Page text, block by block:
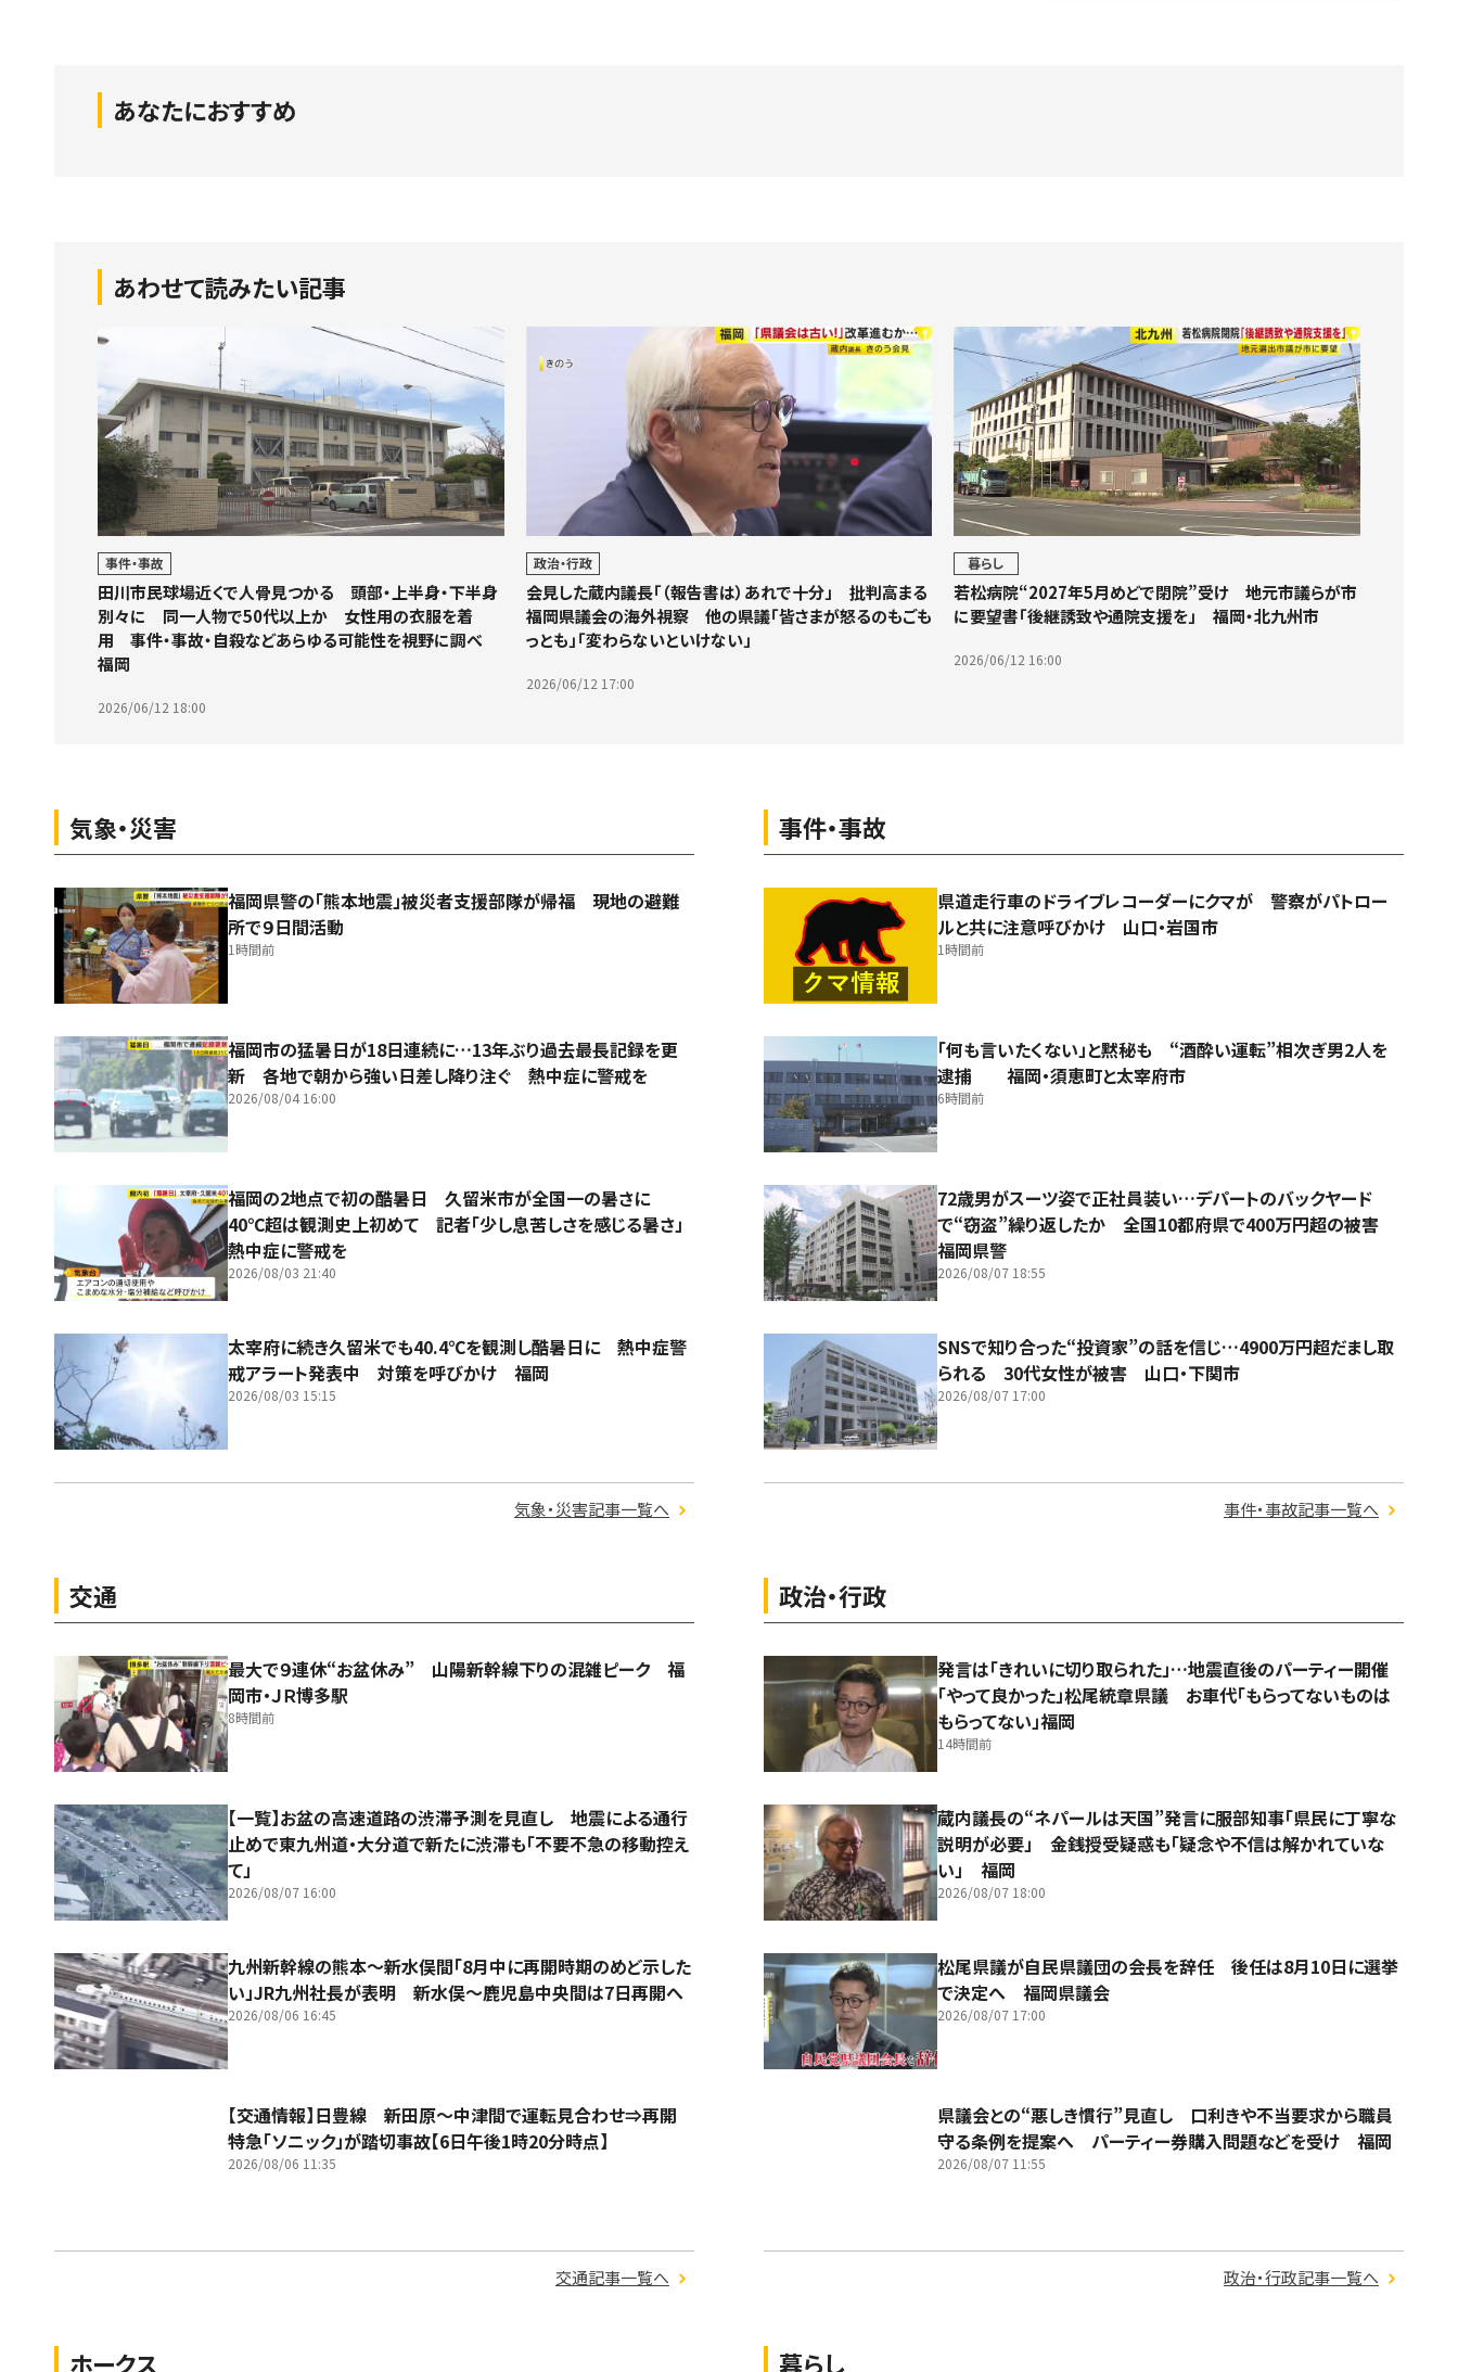
あなたにおすすめ
あわせて読みたい記事
事件・事故
田川市民球場近くで人骨見つかる 頭部・上半身・下半身
別々に 同一人物で50代以上か 女性用の衣服を着
用 事件・事故・自殺などあらゆる可能性を視野に調べ
福岡
2026/06/12 18:00
政治・行政
会見した蔵内議長「（報告書は）あれで十分」 批判高まる
福岡県議会の海外視察 他の県議「皆さまが怒るのもごも
っとも」「変わらないといけない」
2026/06/12 17:00
暮らし
若松病院“2027年5月めどで閉院”受け 地元市議らが市
に要望書「後継誘致や通院支援を」 福岡・北九州市
2026/06/12 16:00
気象・災害
福岡県警の「熊本地震」被災者支援部隊が帰福 現地の避難
所で９日間活動
1時間前
福岡市の猛暑日が18日連続に…13年ぶり過去最長記録を更
新 各地で朝から強い日差し降り注ぐ 熱中症に警戒を
2026/08/04 16:00
福岡の2地点で初の酷暑日 久留米市が全国一の暑さに
40℃超は観測史上初めて 記者「少し息苦しさを感じる暑さ」
熱中症に警戒を
2026/08/03 21:40
太宰府に続き久留米でも40.4℃を観測し酷暑日に 熱中症警
戒アラート発表中 対策を呼びかけ 福岡
2026/08/03 15:15
気象・災害記事一覧へ
事件・事故
県道走行車のドライブレコーダーにクマが 警察がパトロー
ルと共に注意呼びかけ 山口・岩国市
1時間前
「何も言いたくない」と黙秘も “酒酔い運転”相次ぎ男2人を
逮捕 福岡・須恵町と太宰府市
6時間前
72歳男がスーツ姿で正社員装い…デパートのバックヤード
で“窃盗”繰り返したか 全国10都府県で400万円超の被害
福岡県警
2026/08/07 18:55
SNSで知り合った“投資家”の話を信じ…4900万円超だまし取
られる 30代女性が被害 山口・下関市
2026/08/07 17:00
事件・事故記事一覧へ
交通
最大で９連休“お盆休み” 山陽新幹線下りの混雑ピーク 福
岡市・ＪＲ博多駅
8時間前
【一覧】お盆の高速道路の渋滞予測を見直し 地震による通行
止めで東九州道・大分道で新たに渋滞も「不要不急の移動控え
て」
2026/08/07 16:00
九州新幹線の熊本～新水俣間「8月中に再開時期のめど示した
い」JR九州社長が表明 新水俣～鹿児島中央間は7日再開へ
2026/08/06 16:45
【交通情報】日豊線 新田原～中津間で運転見合わせ⇒再開
特急「ソニック」が踏切事故【6日午後1時20分時点】
2026/08/06 11:35
交通記事一覧へ
政治・行政
発言は「きれいに切り取られた」…地震直後のパーティー開催
「やって良かった」松尾統章県議 お車代「もらってないものは
もらってない」福岡
14時間前
蔵内議長の“ネパールは天国”発言に服部知事「県民に丁寧な
説明が必要」 金銭授受疑惑も「疑念や不信は解かれていな
い」 福岡
2026/08/07 18:00
松尾県議が自民県議団の会長を辞任 後任は8月10日に選挙
で決定へ 福岡県議会
2026/08/07 17:00
県議会との“悪しき慣行”見直し 口利きや不当要求から職員
守る条例を提案へ パーティー券購入問題などを受け 福岡
2026/08/07 11:55
政治・行政記事一覧へ
ホークス 暮らし